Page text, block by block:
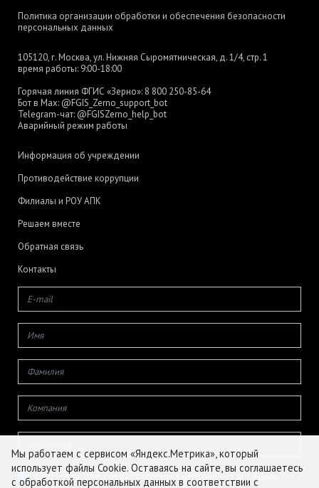
Политика организации обработки и обеспечения безопасности
персональных данных
105120, г. Москва, ул. Нижняя Сыромятническая, д. 1/4, стр. 1
время работы: 9:00-18:00
Горячая линия ФГИС «Зерно»: 8 800 250-85-64
Бот в Max: @FGIS_Zerno_support_bot
Telegram-чат: @FGISZerno_help_bot
Аварийный режим работы
Информация об учреждении
Противодействие коррупции
Филиалы и РОУ АПК
Решаем вместе
Обратная связь
Контакты
Даю согласие на обработку своих персональных данных
Мы работаем с сервисом «Яндекс.Метрика», который
использует файлы Cookie. Оставаясь на сайте, вы соглашаетесь
с обработкой персональных данных в соответствии с